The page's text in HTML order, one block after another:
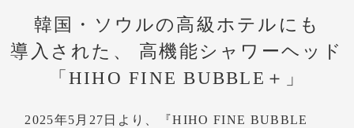
韓国・ソウルの高級ホテルにも
導入された、
高機能シャワーヘッド
「HIHO FINE BUBBLE＋」
2025年5月27日より、『HIHO FINE BUBBLE